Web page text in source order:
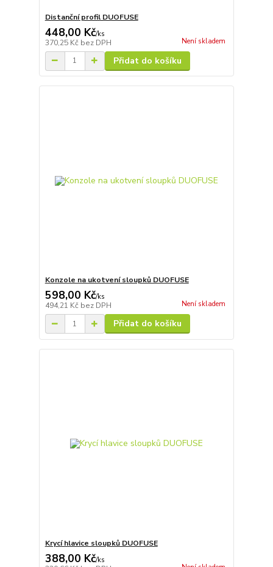
Distanční profil DUOFUSE
448,00 Kč/ks
370,25 Kč bez DPH Není skladem
Přidat do košíku
Konzole na ukotvení sloupků DUOFUSE
598,00 Kč/ks
494,21 Kč bez DPH Není skladem
Přidat do košíku
Krycí hlavice sloupků DUOFUSE
388,00 Kč/ks